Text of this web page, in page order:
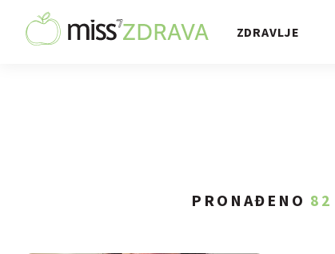
ZDRAVLJE
PRONAĐENO 82